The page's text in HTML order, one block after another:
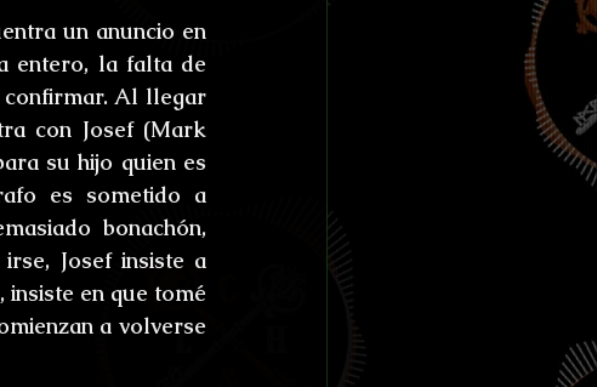
un anuncio en
entero, la falta de
confirmar. Al llegar
con Josef (Mark
su hijo quien es
es sometido a
bonachón,
Josef insiste a
en que tomé